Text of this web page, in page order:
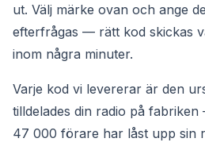
ut. Välj märke ovan och ange
efterfrågas — rätt kod skickas
inom några minuter.
Varje kod vi levererar är den
tilldelades din radio på
47 000 förare har låst upp sin